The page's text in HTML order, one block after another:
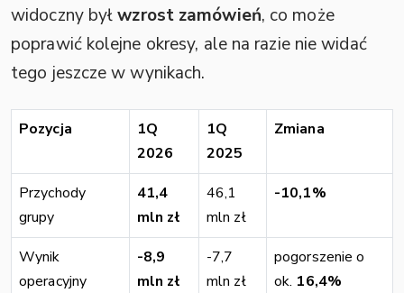
widoczny byłwzrost zamówień, co może
poprawić kolejne okresy, ale na razie nie widać
tego jeszcze w wynikach.
Pozycja
1Q
2026
1Q
2025
Zmiana
Przychody
grupy
41,4
mln zł
46,1
mln zł
-10,1%
Wynik
operacyjny
-8,9
mln zł
-7,7
mln zł
pogorszenie o
ok. 16,4%